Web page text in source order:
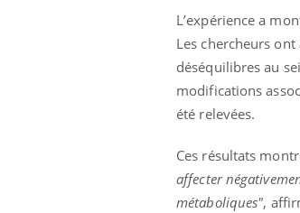
L’expérience a
Les chercheurs
déséquilibres au
modifications
été relevées.
Ces résultats
affecter
métaboliques",